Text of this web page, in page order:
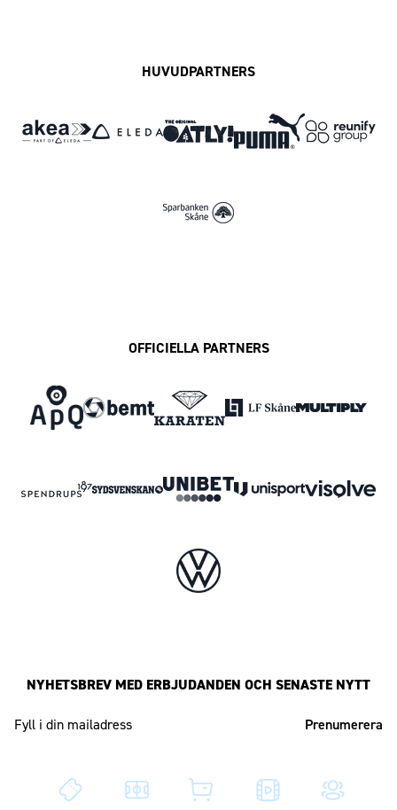
HUVUDPARTNERS
OFFICIELLA PARTNERS
NYHETSBREV MED ERBJUDANDEN OCH SENASTE NYTT